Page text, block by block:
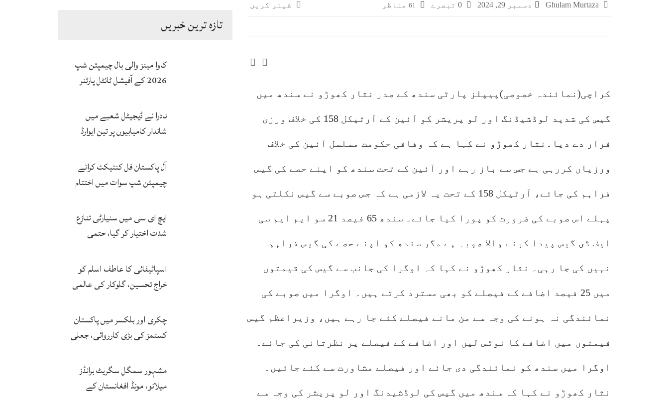
سمر فیسٹا 2026 کا اختتام، طلبہ کی ہمہ جہت صلاحیتوں کے فروغ کے لیے ایسے پروگرام ناگزیر ہیں، ڈاکٹر احسان
اوورسیز پاکستانیوں کے لیے خصوصی سیاحتی پیکجز متعارف کرانے کا فیصلہ، او پی ایف اور موون پک سینٹورس اسلام آباد کے درمیان
تازہ ترین خبریں
کاوا مینز والی بال چیمپئن شپ
2026 کے آفیشل ٹائٹل پارٹنر
فتح پر جشن
نادرا نے ڈیجیٹل شعبے میں
شاندار کامیابیوں پر تین ایوارڈ
آل پاکستان فل کنٹیکٹ کراٹے
چیمپئن شپ سوات میں اختتام
ایچ ای سی میں سنیارٹی تنازع
شدت اختیار کر گیا، حتمی
اسپاٹیفائی کا عاطف اسلم کو
خراج تحسین، گلوکار کی عالمی
چکری اور بلکسر میں پاکستان
کسٹمز کی بڑی کارروائی، جعلی
ضبط
مشہور سمگل سگریٹ برانڈز
میلانو، مونڈ افغانستان کے
شیئر کریں Ghulam Murtaza دسمبر 29, 2024 61 مناظر
کراچی(نمائندہ خصوصی)پیپلز پارٹی سندھ کے صدر نثار کھوڑو نے سندھ میں
گیس کی شدید لوڈشیڈنگ اور لو پریشر کو آئین کے آرٹیکل 158 کی خلاف ورزی
قرار دے دیا۔نثار کھوڑو نے کہا ہے کہ وفاقی حکومت مسلسل آئین کی خلاف
ورزیاں کررہی ہے جس سے باز رہے اور آئین کے تحت سندھ کو اپنے حصے کی گیس
فراہم کی جائے، آرٹیکل 158 کے تحت یہ لازمی ہے کہ جس صوبے سے گیس نکلتی ہو
پہلے اس صوبے کی ضرورت کو پورا کیا جائے۔ سندھ 65 فیصد 21 سو ایم ایم سی
ایف ڈی گیس پیدا کرنے والا صوبہ ہے مگر سندھ کو اپنے حصے کی گیس فراہم
نہیں کی جا رہی۔ نثار کھوڑو نے کہا کہ اوگرا کی جانب سے گیس کی قیمتوں
میں 25 فیصد اضافے کے فیصلے کو بھی مسترد کرتے ہیں۔ اوگرا میں صوبے کی
نمائندگی نہ ہونے کی وجہ سے من مانے فیصلے کئے جا رہے ہیں، وزیراعظم گیس
قیمتوں میں اضافے کا نوٹس لیں اور اضافے کے فیصلے پر نظرثانی کی جائے۔
اوگرا میں سندھ کو نمائندگی دی جائے اور فیصلے مشاورت سے کئے جائیں۔
نثار کھوڑو نے کہا کہ سندھ میں گیس کی لوڈشیدنگ اور لو پریشر کی وجہ سے